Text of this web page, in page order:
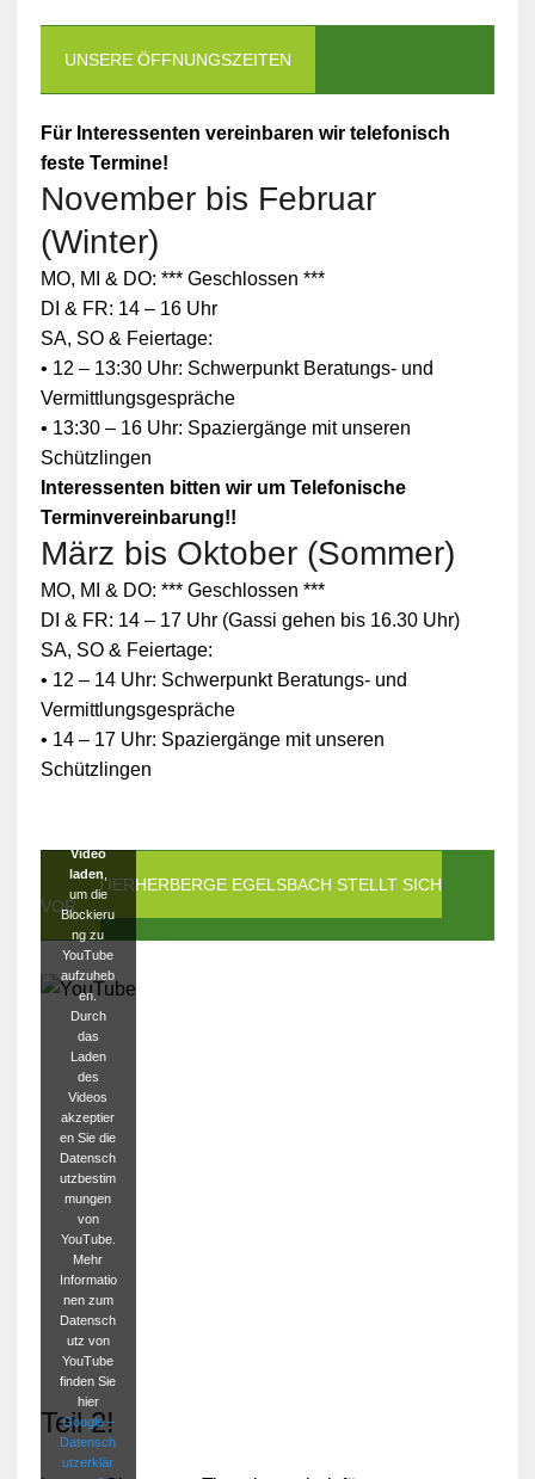
UNSERE ÖFFNUNGSZEITEN
Für Interessenten vereinbaren wir telefonisch
feste Termine!
November bis Februar
(Winter)
MO, MI & DO: *** Geschlossen ***
DI & FR: 14 – 16 Uhr
SA, SO & Feiertage:
• 12 – 13:30 Uhr: Schwerpunkt Beratungs- und
Vermittlungsgespräche
• 13:30 – 16 Uhr: Spaziergänge mit unseren
Schützlingen
Interessenten bitten wir um Telefonische
Terminvereinbarung!!
März bis Oktober (Sommer)
MO, MI & DO: *** Geschlossen ***
DI & FR: 14 – 17 Uhr (Gassi gehen bis 16.30 Uhr)
SA, SO & Feiertage:
• 12 – 14 Uhr: Schwerpunkt Beratungs- und
Vermittlungsgespräche
• 14 – 17 Uhr: Spaziergänge mit unseren
Schützlingen
DIE TIERHERBERGE EGELSBACH STELLT SICH
VOR
Zum
Schutz
Ihrer
persönlic
hen
Daten ist
die
Verbindun
g zu
blockiert
Video
laden
um die
Blockieru
ng zu
YouTube
aufzuheb
en.
Durch
das
Laden
des
Videos
akzeptier
en Sie die
Datensch
utzbestim
mungen
von
YouTube.
Mehr
Informatio
nen zum
Datensch
utz von
YouTube
finden Sie
hier
Google –
Datensch
utzerklär
Teil 2!